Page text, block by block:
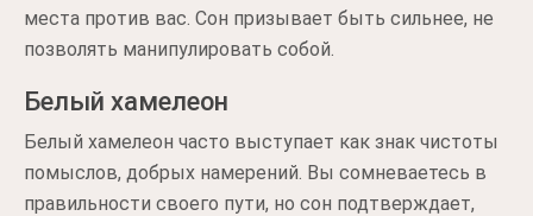
места против вас. Сон призывает быть сильнее, не
позволять манипулировать собой.
Белый хамелеон
Белый хамелеон часто выступает как знак чистоты
помыслов, добрых намерений. Вы сомневаетесь в
правильности своего пути, но сон подтверждает,